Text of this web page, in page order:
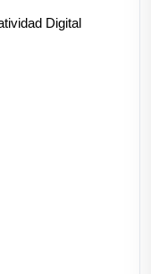
Digital